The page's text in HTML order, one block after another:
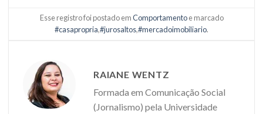
Esse registro foi postado emComportamentoe marcado
#casapropria,#jurosaltos,#mercadoimobiliario.
RAIANE WENTZ
Formada em Comunicação Social
(Jornalismo) pela Universidade